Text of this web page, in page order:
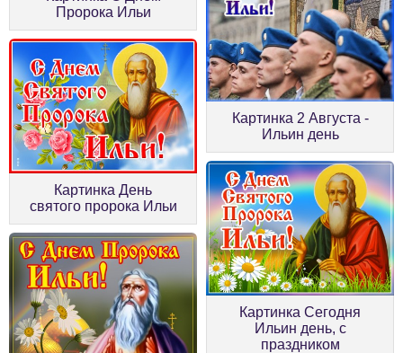
Пророка Ильи
Картинка 2 Августа -
Ильин день
Картинка День
святого пророка Ильи
Картинка Сегодня
Ильин день, с
праздником